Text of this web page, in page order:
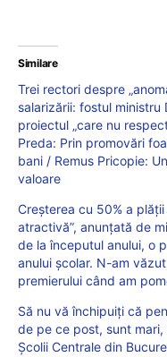
Similare
Trei rectori despre
salarizării: fostul ministru
proiectul „care nu
Preda: Prin promovări
bani / Remus Pricopie:
valoare
Creșterea cu 50% a
atractivă”, anunțată de
de la începutul anului, o
anului școlar. N-am
premierului când am
Să nu vă închipuiți că
de pe ce post, sunt
Școlii Centrale din